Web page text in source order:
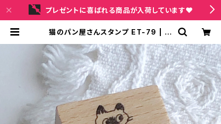
プレゼントに喜ばれる商品が入荷しています❤
猫のパン屋さんスタンプ ET-79 | ki